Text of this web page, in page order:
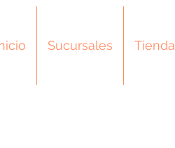
Sucursales Tienda